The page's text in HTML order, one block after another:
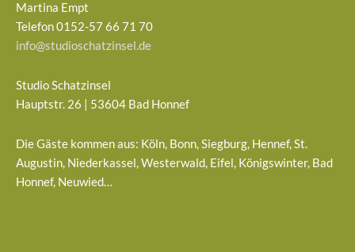
Martina Empt
Telefon 0152-57 66 71 70
info@studioschatzinsel.de
Studio Schatzinsel
Hauptstr. 26 | 53604 Bad Honnef
Die Gäste kommen aus: Köln, Bonn, Siegburg, Hennef, St.
Augustin, Niederkassel, Westerwald, Eifel, Königswinter, Bad
Honnef, Neuwied…